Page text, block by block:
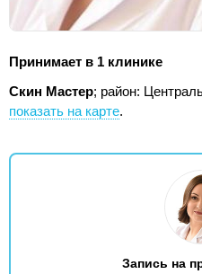
Принимает в 1 клинике
Скин Мастер; район:
показать на карте.
Запись на